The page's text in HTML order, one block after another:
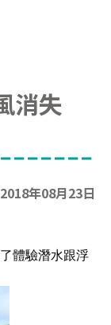
消失
2018年08月23日
體驗潛水跟浮